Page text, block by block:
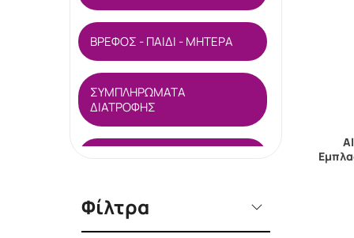
ΒΡΕΦΟΣ - ΠΑΙΔΙ - ΜΗΤΕΡΑ
ΣΥΜΠΛΗΡΩΜΑΤΑ
ΔΙΑΤΡΟΦΗΣ
ΣΤΟΜΑΤΙΚΗ ΥΓΕΙΑ
Φίλτρα